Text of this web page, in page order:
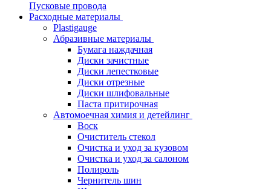
Пусковые провода
Расходные материалы
Plastigauge
Абразивные материалы
Бумага наждачная
Диски зачистные
Диски лепестковые
Диски отрезные
Диски шлифовальные
Паста притирочная
Автомоечная химия и детейлинг
Воск
Очиститель стекол
Очистка и уход за кузовом
Очистка и уход за салоном
Полироль
Чернитель шин